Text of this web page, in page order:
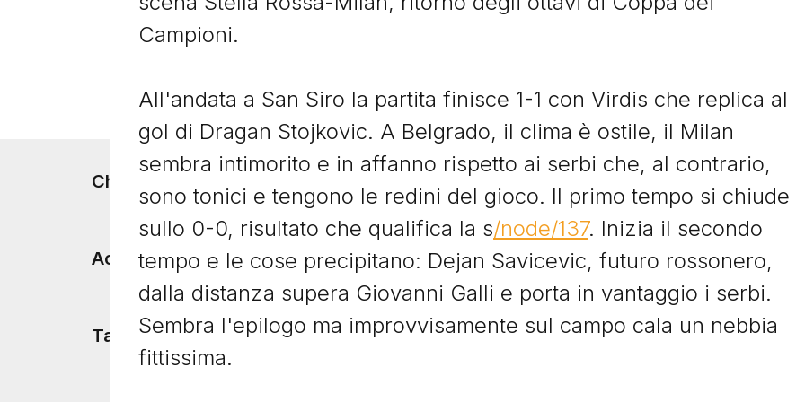
Campioni.
All'andata a San Siro la partita finisce 1-1 con Virdis che replica al
gol di Dragan Stojkovic. A Belgrado, il clima è ostile, il Milan
sembra intimorito e in affanno rispetto ai serbi che, al contrario,
sono tonici e tengono le redini del gioco. Il primo tempo si chiude
sullo 0-0, risultato che qualifica la s/node/137. Inizia il secondo
tempo e le cose precipitano: Dejan Savicevic, futuro rossonero,
dalla distanza supera Giovanni Galli e porta in vantaggio i serbi.
Sembra l'epilogo ma improvvisamente sul campo cala un nebbia
fittissima.
Footer menu
Chi siamo Storie
Accadde Oggi I Signori del Sabato
Tacchetti TV